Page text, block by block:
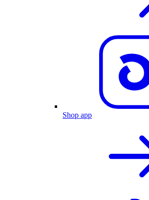
Shop app